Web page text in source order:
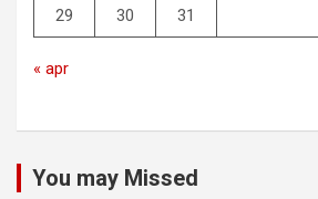
29 30 31
« apr
You may Missed